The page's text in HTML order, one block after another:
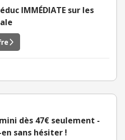
IMMÉDIATE sur les
dès 47€ seulement -
sans hésiter !